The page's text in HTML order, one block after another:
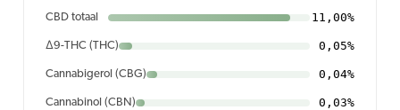
CBD totaal 11,00%
Δ9-THC (THC) 0,05%
Cannabigerol (CBG) 0,04%
Cannabinol (CBN) 0,03%